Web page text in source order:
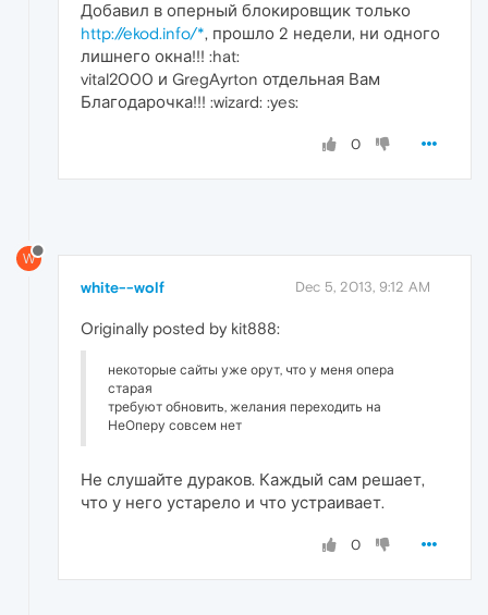
Добавил в оперный блокировщик только
http://ekod.info/*, прошло 2 недели, ни одного
лишнего окна!!! :hat:
vital2000 и GregAyrton отдельная Вам
Благодарочка!!! :wizard: :yes:
0
W
white--wolf Dec 5, 2013, 9:12 AM
Originally posted by kit888:
некоторые сайты уже орут, что у меня опера
старая
требуют обновить, желания переходить на
НеОперу совсем нет
Не слушайте дураков. Каждый сам решает,
что у него устарело и что устраивает.
0